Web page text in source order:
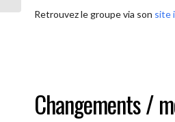
Retrouvez le groupe via son site
Changements /